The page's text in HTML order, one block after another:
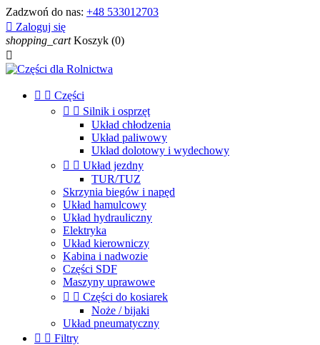
Zadzwoń do nas: +48 533012703
 Zaloguj się
shopping_cart Koszyk (0)

  Części
  Silnik i osprzęt
Układ chłodzenia
Układ paliwowy
Układ dolotowy i wydechowy
  Układ jezdny
TUR/TUZ
Skrzynia biegów i napęd
Układ hamulcowy
Układ hydrauliczny
Elektryka
Układ kierowniczy
Kabina i nadwozie
Części SDF
Maszyny uprawowe
  Części do kosiarek
Noże / bijaki
Układ pneumatyczny
  Filtry